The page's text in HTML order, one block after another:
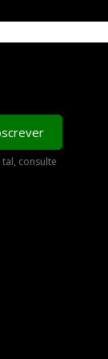
consulte